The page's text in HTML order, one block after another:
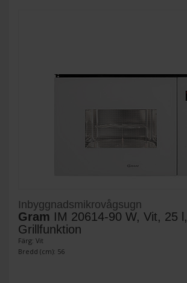
Inbyggnadsmikrovågsugn
Gram IM 20614-90 W, Vit, 25 l,
Grillfunktion
Färg: Vit
Bredd (cm): 56